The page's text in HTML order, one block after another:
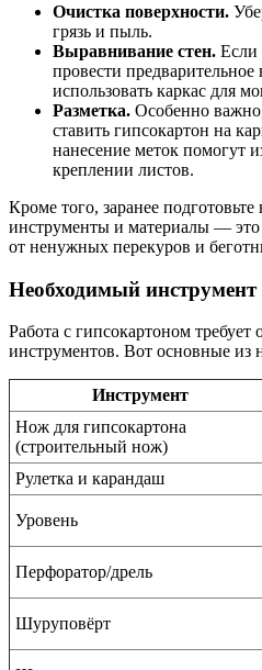
Очистка поверхности.
грязь и пыль.
Выравнивание стен. Если
провести
использовать каркас для
Разметка. Особенно
ставить гипсокартон на
нанесение меток помогут
креплении листов.
Кроме того, заранее
инструменты и материалы — это
от ненужных перекуров и
Необходимый инструмент
Работа с гипсокартоном требует
инструментов. Вот основные из
Инструмент
Нож для гипсокартона
(строительный нож)
Рулетка и карандаш
Уровень
Перфоратор/дрель
Шуруповёрт